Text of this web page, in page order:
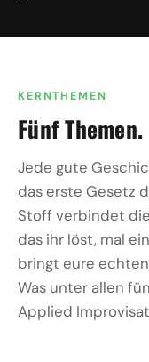
KERNTHEMEN
Fünf
Jede gute
das erste Gesetz
Stoff verbindet
das ihr löst, mal
bringt eure
Was unter allen
Applied